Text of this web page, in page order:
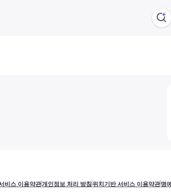
비스 이용약관개인정보 처리 방침위치기반 서비스 이용약관명